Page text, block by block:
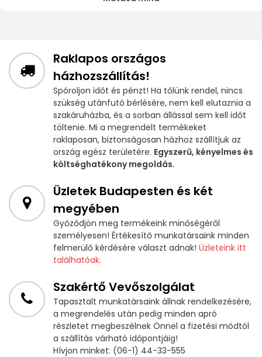
Raklapos országos
házhozszállítás!
Spóroljon időt és pénzt! Ha tőlünk rendel, nincs
szükség utánfutó bérlésére, nem kell elutaznia a
szakáruházba, és a sorban állással sem kell időt
töltenie. Mi a megrendelt termékeket
raklaposan, biztonságosan házhoz szállítjuk az
ország egész területére. Egyszerű, kényelmes és
költséghatékony megoldás.
Üzletek Budapesten és két
megyében
Győződjön meg termékeink minőségéről
személyesen! Értékesítő munkatársaink minden
felmerülő kérdésére választ adnak! Üzleteink itt
találhatóak.
Szakértő Vevőszolgálat
Tapasztalt munkatársaink állnak rendelkezésére,
a megrendelés után pedig minden apró
részletet megbeszélnek Önnel a fizetési módtól
a szállítás várható időpontjáig!
Hívjon minket: (06-1) 44-33-555